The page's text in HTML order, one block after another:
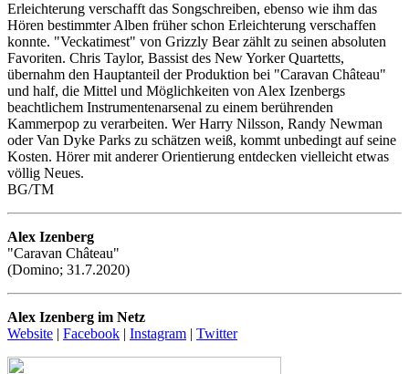
Erleichterung verschafft das Songschreiben, ebenso wie ihm das
Hören bestimmter Alben früher schon Erleichterung verschaffen
konnte. "Veckatimest" von Grizzly Bear zählt zu seinen absoluten
Favoriten. Chris Taylor, Bassist des New Yorker Quartetts,
übernahm den Hauptanteil der Produktion bei "Caravan Château"
und half, die Mittel und Möglichkeiten von Alex Izenbergs
beachtlichem Instrumentenarsenal zu einem berührenden
Kammerpop zu verarbeiten. Wer Harry Nilsson, Randy Newman
oder Van Dyke Parks zu schätzen weiß, kommt unbedingt auf seine
Kosten. Hörer mit anderer Orientierung entdecken vielleicht etwas
völlig Neues.
BG/TM
Alex Izenberg
"Caravan Château"
(Domino; 31.7.2020)
Alex Izenberg im Netz
Website | Facebook | Instagram | Twitter